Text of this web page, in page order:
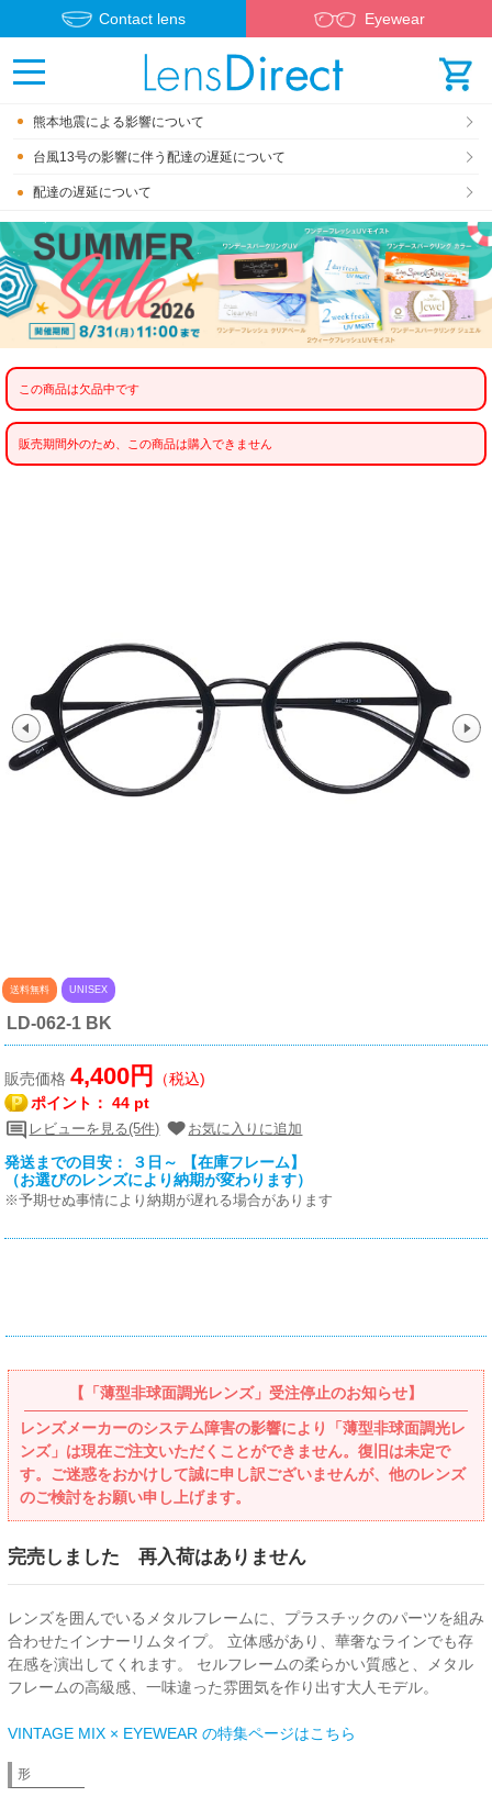
Contact lens Eyewear
熊本地震による影響について
台風13号の影響に伴う配達の遅延について
配達の遅延について
この商品は欠品中です
販売期間外のため、この商品は購入できません
送料無料 UNISEX
LD-062-1 BK
販売価格4,400円
（税込)
ポイント：44 pt
レビューを見る(5件) お気に入りに追加
発送までの目安： ３日～ 【在庫フレーム】
（お選びのレンズにより納期が変わります）
※予期せぬ事情により納期が遅れる場合があります
【「薄型非球面調光レンズ」受注停止のお知らせ】
レンズメーカーのシステム障害の影響により「薄型非球面調光レ
ンズ」は現在ご注文いただくことができません。復旧は未定で
す。ご迷惑をおかけして誠に申し訳ございませんが、他のレンズ
のご検討をお願い申し上げます。
完売しました 再入荷はありません
レンズを囲んでいるメタルフレームに、プラスチックのパーツを組み
合わせたインナーリムタイプ。 立体感があり、華奢なラインでも存
在感を演出してくれます。 セルフレームの柔らかい質感と、メタル
フレームの高級感、一味違った雰囲気を作り出す大人モデル。
VINTAGE MIX × EYEWEAR の特集ページはこちら
形